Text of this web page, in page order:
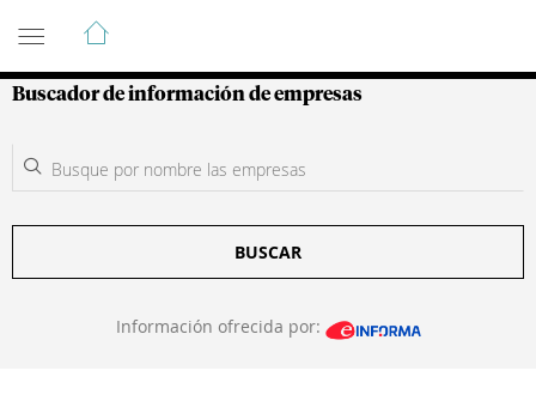
Guía de Empresas Colombianas
Buscador de información de empresas
BUSCAR
Información ofrecida por: